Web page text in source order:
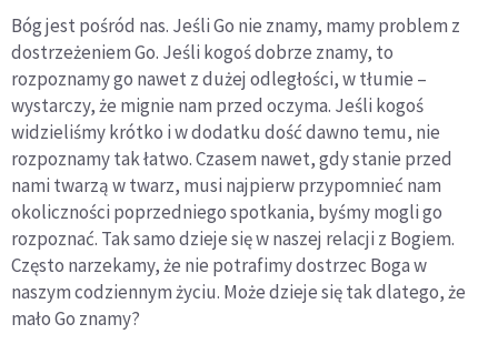
Bóg jest pośród nas. Jeśli Go nie znamy, mamy problem z
dostrzeżeniem Go. Jeśli kogoś dobrze znamy, to
rozpoznamy go nawet z dużej odległości, w tłumie –
wystarczy, że mignie nam przed oczyma. Jeśli kogoś
widzieliśmy krótko i w dodatku dość dawno temu, nie
rozpoznamy tak łatwo. Czasem nawet, gdy stanie przed
nami twarzą w twarz, musi najpierw przypomnieć nam
okoliczności poprzedniego spotkania, byśmy mogli go
rozpoznać. Tak samo dzieje się w naszej relacji z Bogiem.
Często narzekamy, że nie potrafimy dostrzec Boga w
naszym codziennym życiu. Może dzieje się tak dlatego, że
mało Go znamy?